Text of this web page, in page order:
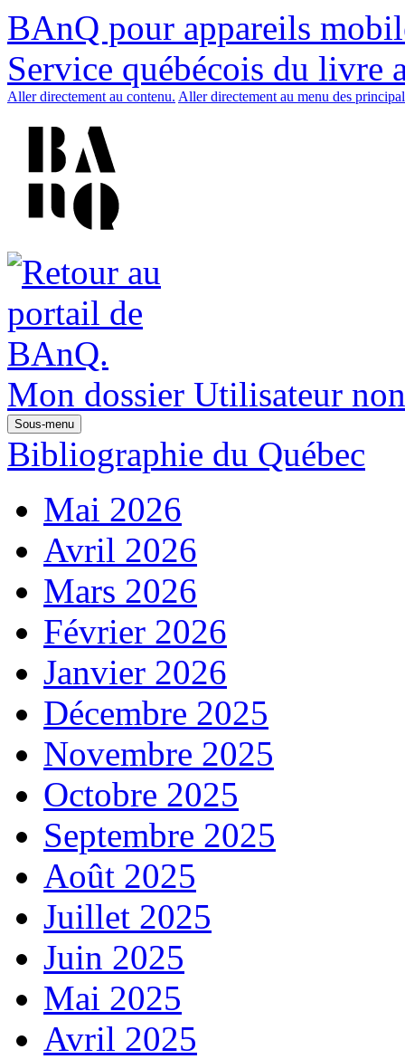
BAnQ pour appareils
Service québécois du livre
Aller directement au contenu. Aller directement au menu des
Mon dossier Utilisateur
Sous-menu
Bibliographie du Québec
Mai 2026
Avril 2026
Mars 2026
Février 2026
Janvier 2026
Décembre 2025
Novembre 2025
Octobre 2025
Septembre 2025
Août 2025
Juillet 2025
Juin 2025
Mai 2025
Avril 2025